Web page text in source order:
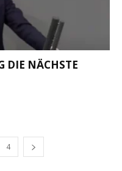
DIE NÄCHSTE
4